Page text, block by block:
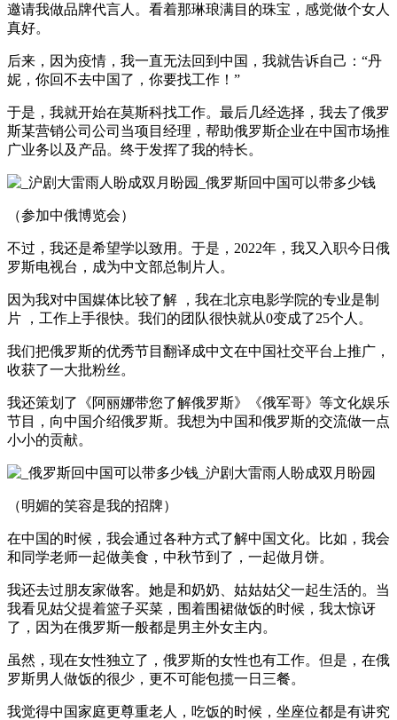
邀请我做品牌代言人。看着那琳琅满目的珠宝，感觉做个女人
真好。
后来，因为疫情，我一直无法回到中国，我就告诉自己：“丹
妮，你回不去中国了，你要找工作！”
于是，我就开始在莫斯科找工作。最后几经选择，我去了俄罗
斯某营销公司公司当项目经理，帮助俄罗斯企业在中国市场推
广业务以及产品。终于发挥了我的特长。
（参加中俄博览会）
不过，我还是希望学以致用。于是，2022年，我又入职今日俄
罗斯电视台，成为中文部总制片人。
因为我对中国媒体比较了解 ，我在北京电影学院的专业是制
片 ，工作上手很快。我们的团队很快就从0变成了25个人。
我们把俄罗斯的优秀节目翻译成中文在中国社交平台上推广，
收获了一大批粉丝。
我还策划了《阿丽娜带您了解俄罗斯》《俄军哥》等文化娱乐
节目，向中国介绍俄罗斯。我想为中国和俄罗斯的交流做一点
小小的贡献。
（明媚的笑容是我的招牌）
在中国的时候，我会通过各种方式了解中国文化。比如，我会
和同学老师一起做美食，中秋节到了，一起做月饼。
我还去过朋友家做客。她是和奶奶、姑姑姑父一起生活的。当
我看见姑父提着篮子买菜，围着围裙做饭的时候，我太惊讶
了，因为在俄罗斯一般都是男主外女主内。
虽然，现在女性独立了，俄罗斯的女性也有工作。但是，在俄
罗斯男人做饭的很少，更不可能包揽一日三餐。
我觉得中国家庭更尊重老人，吃饭的时候，坐座位都是有讲究